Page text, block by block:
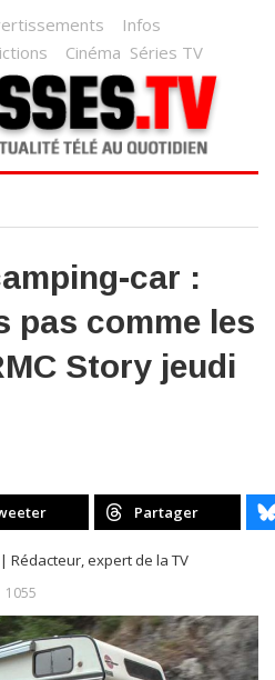
Infos
Cinéma Séries TV
car :
pas comme les
Story jeudi
Partager
| Rédacteur, expert de la TV
1055